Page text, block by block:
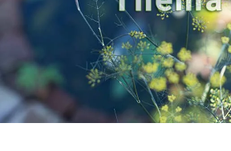
Onze liefde voor het vak is
thema’s.
Hierin beschrijven wij